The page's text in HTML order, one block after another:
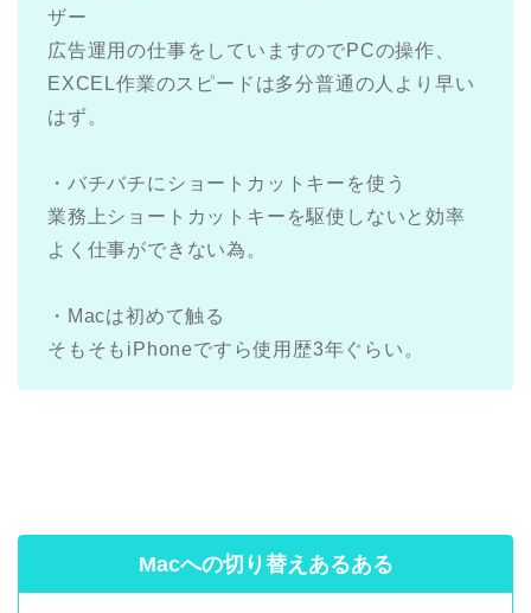
ザー
広告運用の仕事をしていますのでPCの操作、
EXCEL作業のスピードは多分普通の人より早い
はず。
・バチバチにショートカットキーを使う
業務上ショートカットキーを駆使しないと効率
よく仕事ができない為。
・Macは初めて触る
そもそもiPhoneですら使用歴3年ぐらい。
Macへの切り替えあるある